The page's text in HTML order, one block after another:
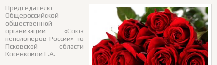
Председателю
Общероссийской
общественной
организации «Союз
пенсионеров России» по
Псковской области
Косенковой Е.А.